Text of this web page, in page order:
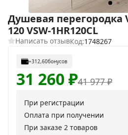
Душевая перегородка
120 VSW-1HR120CL
Написать отзывКод:1748267
+312,60бонусов
41 977₽
31 260₽
При регистрации
Оплата при получении
При заказе 2 товаров